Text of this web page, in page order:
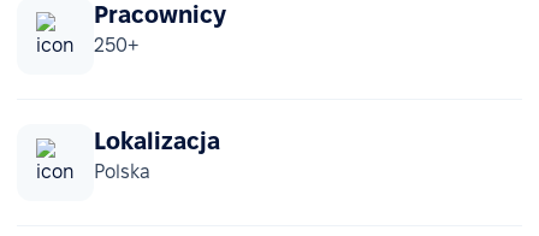
Pracownicy
250+
Lokalizacja
Polska